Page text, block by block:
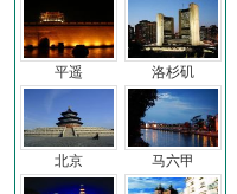
平遥
北京
洛杉矶
马六甲
前子